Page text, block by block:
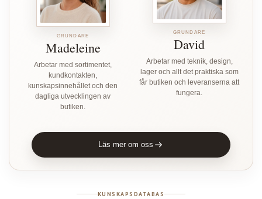
GRUNDARE
Madeleine
Arbetar med sortimentet,
kundkontakten,
kunskapsinnehållet och den
dagliga utvecklingen av
butiken.
GRUNDARE
David
Arbetar med teknik, design,
lager och allt det praktiska som
får butiken och leveranserna att
fungera.
Läs mer om oss
KUNSKAPSDATABAS